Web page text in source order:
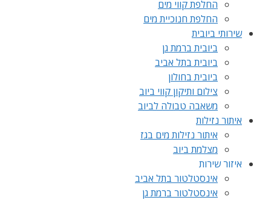
החלפת קווי מים
החלפת חנוכיית מים
שירותי ביובית
ביובית ברמת גן
ביובית בתל אביב
ביובית בחולון
צילום ותיקון קווי ביוב
משאבה טבולה לביוב
איתור נזילות
איתור נזילות מים בגז
מצלמת ביוב
איזור שירות
אינסטלטור בתל אביב
אינסטלטור ברמת גן